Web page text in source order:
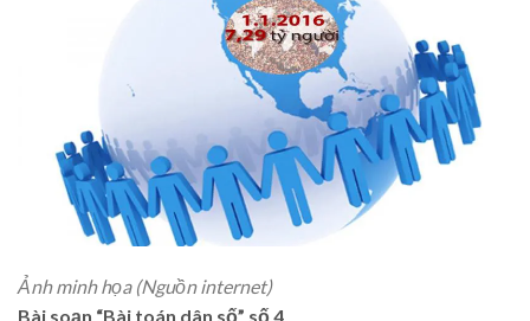
Ảnh minh họa (Nguồn internet)
Bài soạn “Bài toán dân số” số 4